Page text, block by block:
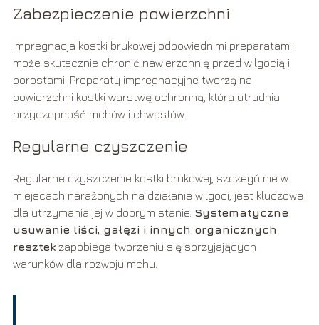
Zabezpieczenie powierzchni
Impregnacja kostki brukowej odpowiednimi preparatami
może skutecznie chronić nawierzchnię przed wilgocią i
porostami. Preparaty impregnacyjne tworzą na
powierzchni kostki warstwę ochronną, która utrudnia
przyczepność mchów i chwastów.
Regularne czyszczenie
Regularne czyszczenie kostki brukowej, szczególnie w
miejscach narażonych na działanie wilgoci, jest kluczowe
dla utrzymania jej w dobrym stanie. Systematyczne
usuwanie liści, gałęzi i innych organicznych
resztekzapobiega tworzeniu się sprzyjających
warunków dla rozwoju mchu.